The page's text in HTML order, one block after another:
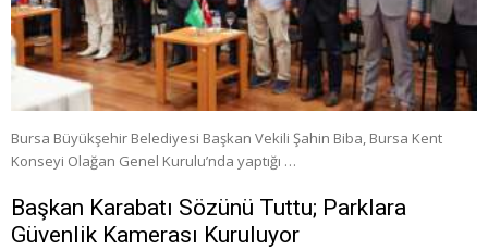
Bursa Büyükşehir Belediyesi Başkan Vekili Şahin Biba, Bursa Kent
Konseyi Olağan Genel Kurulu’nda yaptığı …
Başkan Karabatı Sözünü Tuttu; Parklara
Güvenlik Kamerası Kuruluyor